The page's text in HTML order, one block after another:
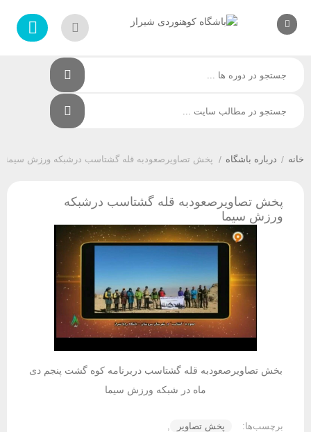
/درباره باشگاه/ پخش‌ تصاویرصعودبه قله گشتاسب درشبکه ورزش سیما
پخش‌ تصاویرصعودبه قله گشتاسب درشبکه
ورزش سیما
بخش‌ تصاویرصعودبه قله گشتاسب دربرنامه کوه گشت پنجم دی
ماه در شبکه ورزش سیما
برچسب‌ها: پخش تصاویر
,